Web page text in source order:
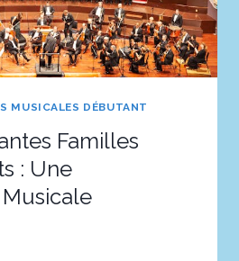
MUSICALES DÉBUTANT
Familles
: Une